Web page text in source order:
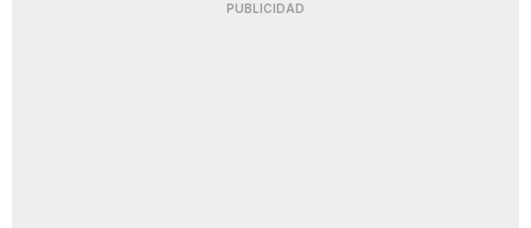
PUBLICIDAD